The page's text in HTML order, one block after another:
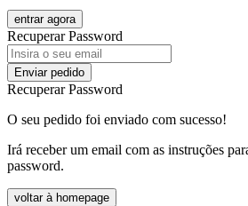
entrar agora
Recuperar Password
Enviar pedido
Recuperar Password
O seu pedido foi enviado com sucesso!
Irá receber um email com as instruções
password.
voltar à homepage